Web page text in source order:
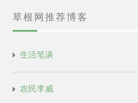
草根网推荐博客
生活笔谈
农民李威